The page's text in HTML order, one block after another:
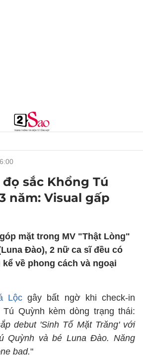
sắc Khổng Tú
năm: Visual gấp
mặt trong MV "Thật Lòng"
Đào), 2 nữ ca sĩ đều có
về phong cách và ngoại
Lộcgây bất ngờ khi check-in
Quỳnh kèm dòng trạng thái:
debut 'Sinh Tố Mặt Trăng' với
Quỳnh và bé Luna Đào. Năng
bad."